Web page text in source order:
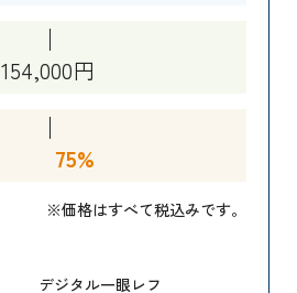
154,000円
75%
※価格はすべて税込みです。
デジタル一眼レフ